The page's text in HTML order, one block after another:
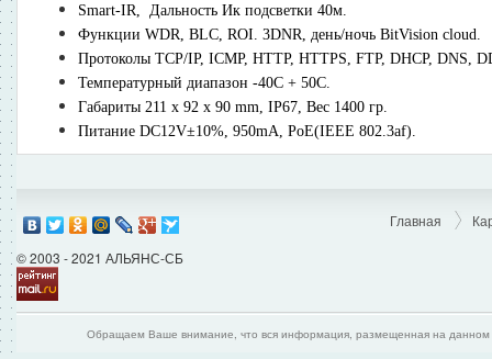
Smart-IR, Дальность Ик подсветки 40м.
Функции WDR, BLC, ROI. 3DNR, день/ночь BitVision cloud.
Протоколы TCP/IP, ICMP, HTTP, HTTPS, FTP, DHCP, DNS,
Температурный диапазон -40С + 50С.
Габариты 211 x 92 x 90 mm, IP67, Вес 1400 гр.
Питание DC12V±10%, 950mA, PoE(IEEE 802.3af).
© 2003 - 2021 АЛЬЯНС-СБ
Главная
Обращаем Ваше внимание, что вся информация, размещенная на данном